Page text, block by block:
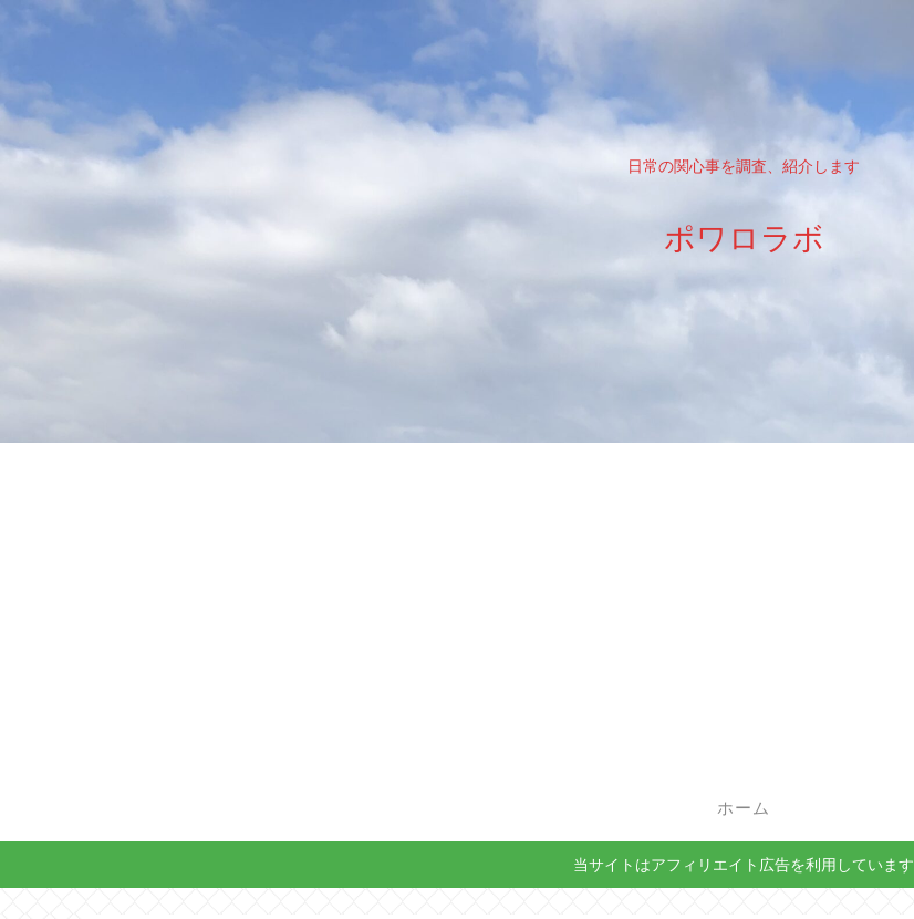
日常の関心事を調査、紹介します
ポワロラボ
ホーム
当サイトはアフィリエイト広告を利用しています